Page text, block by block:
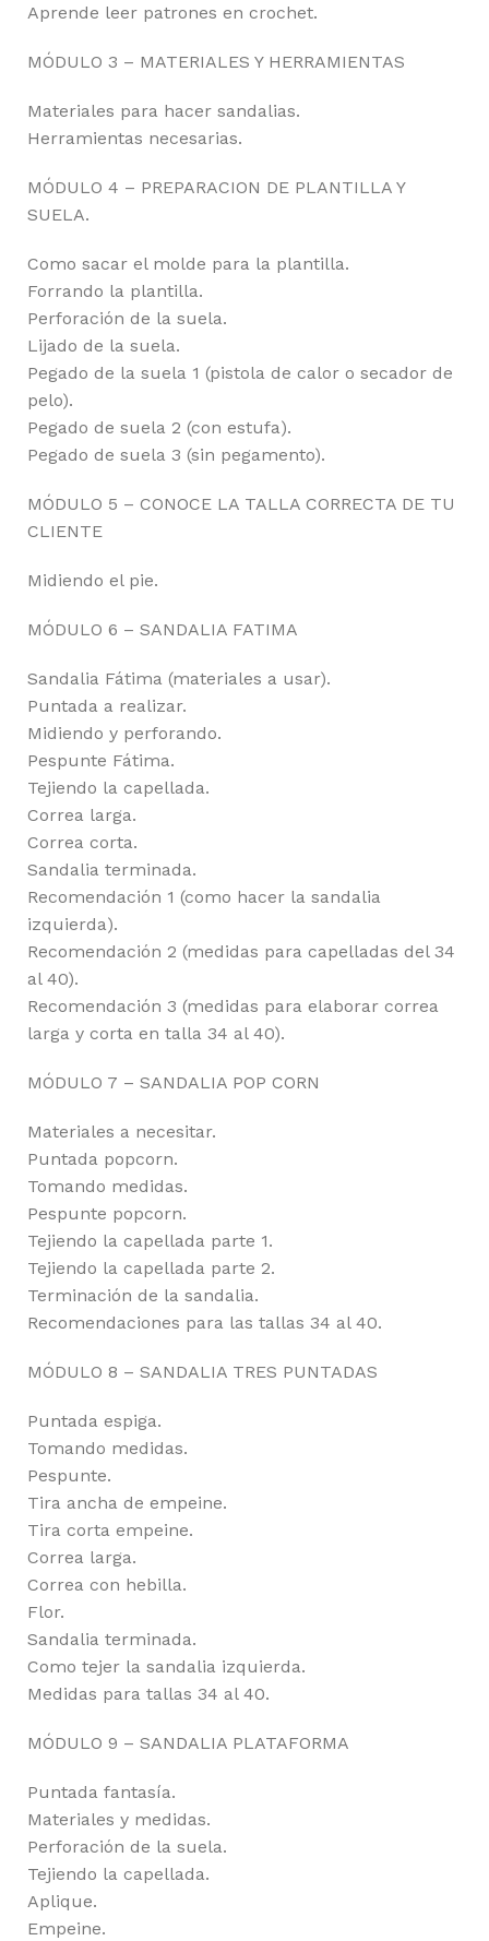
Aprende leer patrones en crochet.
MÓDULO 3 – MATERIALES Y HERRAMIENTAS
Materiales para hacer sandalias.
Herramientas necesarias.
MÓDULO 4 – PREPARACION DE PLANTILLA Y
SUELA.
Como sacar el molde para la plantilla.
Forrando la plantilla.
Perforación de la suela.
Lijado de la suela.
Pegado de la suela 1 (pistola de calor o secador de
pelo).
Pegado de suela 2 (con estufa).
Pegado de suela 3 (sin pegamento).
MÓDULO 5 – CONOCE LA TALLA CORRECTA DE TU
CLIENTE
Midiendo el pie.
MÓDULO 6 – SANDALIA FATIMA
Sandalia Fátima (materiales a usar).
Puntada a realizar.
Midiendo y perforando.
Pespunte Fátima.
Tejiendo la capellada.
Correa larga.
Correa corta.
Sandalia terminada.
Recomendación 1 (como hacer la sandalia
izquierda).
Recomendación 2 (medidas para capelladas del 34
al 40).
Recomendación 3 (medidas para elaborar correa
larga y corta en talla 34 al 40).
MÓDULO 7 – SANDALIA POP CORN
Materiales a necesitar.
Puntada popcorn.
Tomando medidas.
Pespunte popcorn.
Tejiendo la capellada parte 1.
Tejiendo la capellada parte 2.
Terminación de la sandalia.
Recomendaciones para las tallas 34 al 40.
MÓDULO 8 – SANDALIA TRES PUNTADAS
Puntada espiga.
Tomando medidas.
Pespunte.
Tira ancha de empeine.
Tira corta empeine.
Correa larga.
Correa con hebilla.
Flor.
Sandalia terminada.
Como tejer la sandalia izquierda.
Medidas para tallas 34 al 40.
MÓDULO 9 – SANDALIA PLATAFORMA
Puntada fantasía.
Materiales y medidas.
Perforación de la suela.
Tejiendo la capellada.
Aplique.
Empeine.